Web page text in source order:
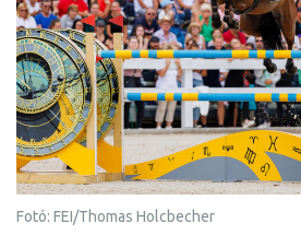
Fotó: FEI/Thomas Holcbecher